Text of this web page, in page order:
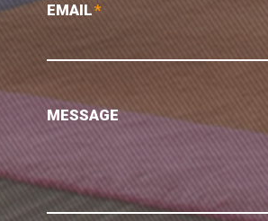
EMAIL*
MESSAGE